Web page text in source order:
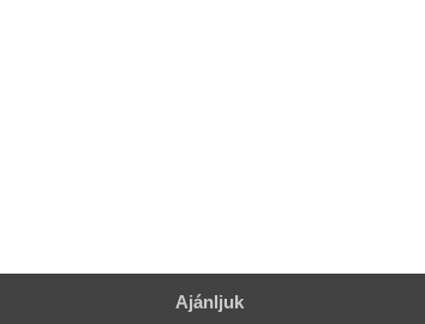
Ajánljuk